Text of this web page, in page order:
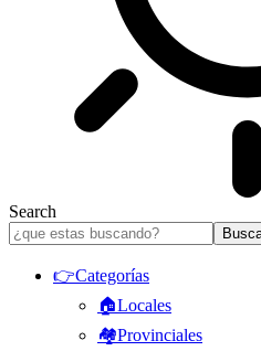
Search
👉Categorías
🏠Locales
🏘️Provinciales